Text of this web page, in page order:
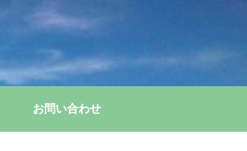
お問い合わせ